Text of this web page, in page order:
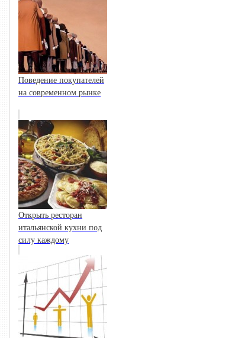
Поведение покупателей
на современном рынке
Открыть ресторан
итальянской кухни под
силу каждому